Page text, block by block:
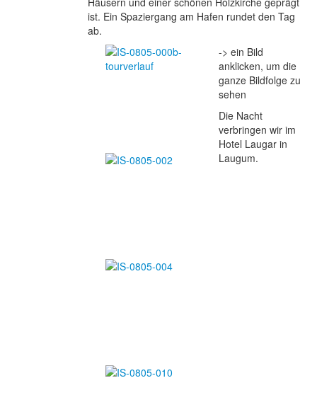
ist. Ein Spaziergang am Hafen rundet den Tag
ab.
-> ein Bild
anklicken, um die
ganze Bildfolge zu
sehen
Die Nacht
verbringen wir im
Hotel Laugar in
Laugum.